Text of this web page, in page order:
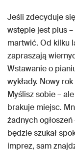
Jeśli zdecyduje
wstępie jest plus
martwić. Od kilku
zapraszają
Wstawanie o
wykłady. Nowy
Myślisz sobie –
brakuje miejsc.
żadnych
będzie szukał
imprez, sam